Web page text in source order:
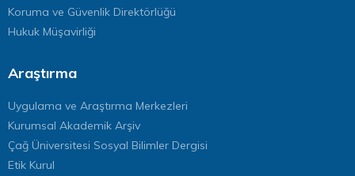
Koruma ve Güvenlik Direktörlüğü
Hukuk Müşavirliği
Araştırma
Uygulama ve Araştırma Merkezleri
Kurumsal Akademik Arşiv
Çağ Üniversitesi Sosyal Bilimler Dergisi
Etik Kurul